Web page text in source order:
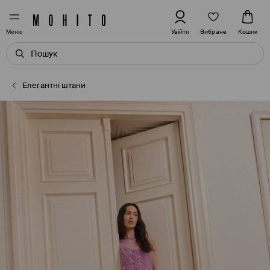
Меню Увійти Вибране Кошик
Елегантні штани